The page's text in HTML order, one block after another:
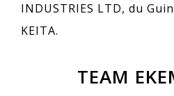
INDUSTRIES LTD, du
KEITA.
TEAM